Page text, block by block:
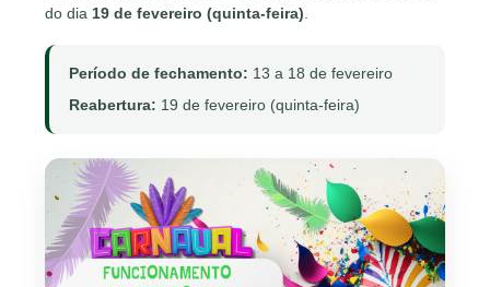
do dia 19 de fevereiro (quinta-feira)
Período de fechamento: 13 a 18 de fevereiro
Reabertura: 19 de fevereiro (quinta-feira)